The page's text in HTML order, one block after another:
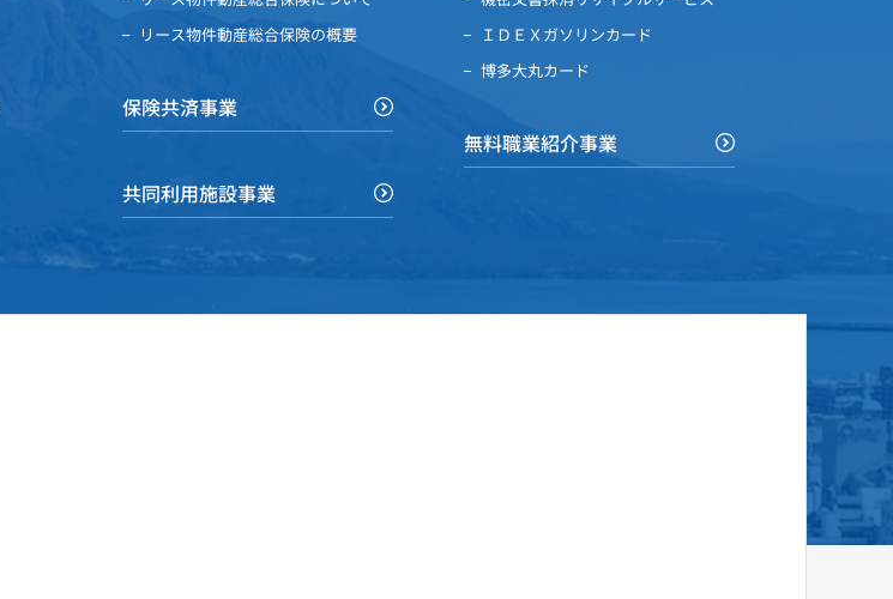
リース物件動産総合保険の概要
保険共済事業
共同利用施設事業
ＩＤＥＸガソリンカード
博多大丸カード
無料職業紹介事業